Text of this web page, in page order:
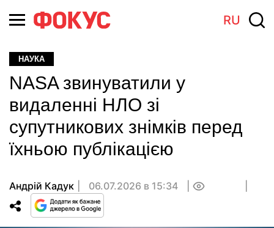
RU
НАУКА
NASA звинуватили у
видаленні НЛО зі
супутникових знімків перед
їхньою публікацією
Андрій Кадук 06.07.2026 в 15:34